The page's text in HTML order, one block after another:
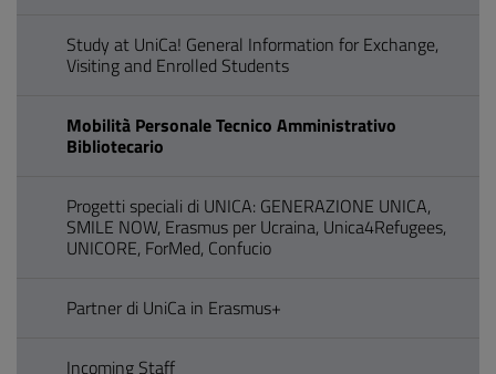
Study at UniCa! General Information for Exchange,
Visiting and Enrolled Students
Mobilità Personale Tecnico Amministrativo
Bibliotecario
Progetti speciali di UNICA: GENERAZIONE UNICA,
SMILE NOW, Erasmus per Ucraina, Unica4Refugees,
UNICORE, ForMed, Confucio
Partner di UniCa in Erasmus+
Incoming Staff